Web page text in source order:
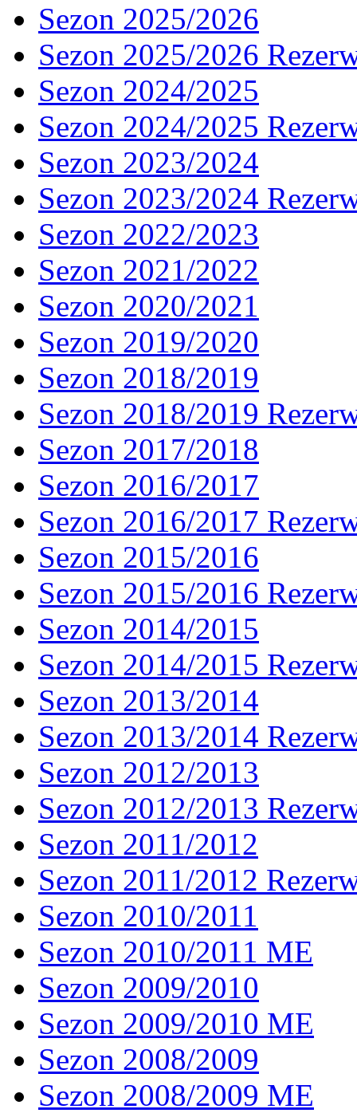
Sezon 2025/2026
Sezon 2025/2026
Sezon 2024/2025
Sezon 2024/2025
Sezon 2023/2024
Sezon 2023/2024
Sezon 2022/2023
Sezon 2021/2022
Sezon 2020/2021
Sezon 2019/2020
Sezon 2018/2019
Sezon 2018/2019
Sezon 2017/2018
Sezon 2016/2017
Sezon 2016/2017
Sezon 2015/2016
Sezon 2015/2016
Sezon 2014/2015
Sezon 2014/2015
Sezon 2013/2014
Sezon 2013/2014
Sezon 2012/2013
Sezon 2012/2013
Sezon 2011/2012
Sezon 2011/2012
Sezon 2010/2011
Sezon 2010/2011 ME
Sezon 2009/2010
Sezon 2009/2010 ME
Sezon 2008/2009
Sezon 2008/2009 ME